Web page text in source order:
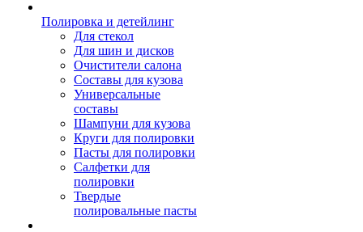
Полировка и детейлинг
Для стекол
Для шин и дисков
Очистители салона
Составы для кузова
Универсальные
составы
Шампуни для кузова
Круги для полировки
Пасты для полировки
Салфетки для
полировки
Твердые
полировальные пасты